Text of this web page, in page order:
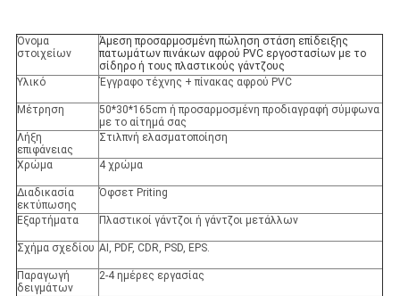
Όνομα
στοιχείων
Άμεση προσαρμοσμένη πώληση στάση επίδειξης
πατωμάτων πινάκων αφρού PVC εργοστασίων με το
σίδηρο ή τους πλαστικούς γάντζους
Υλικό
Έγγραφο τέχνης + πίνακας αφρού PVC
Μέτρηση
50*30*165cm ή προσαρμοσμένη προδιαγραφή σύμφωνα
με το αίτημά σας
Λήξη
επιφάνειας
Στιλπνή ελασματοποίηση
Χρώμα 4 χρώμα
Διαδικασία
εκτύπωσης
Όφσετ Priting
Εξαρτήματα Πλαστικοί γάντζοι ή γάντζοι μετάλλων
Σχήμα σχεδίου AI, PDF, CDR, PSD, EPS.
Παραγωγή
δειγμάτων
2-4 ημέρες εργασίας